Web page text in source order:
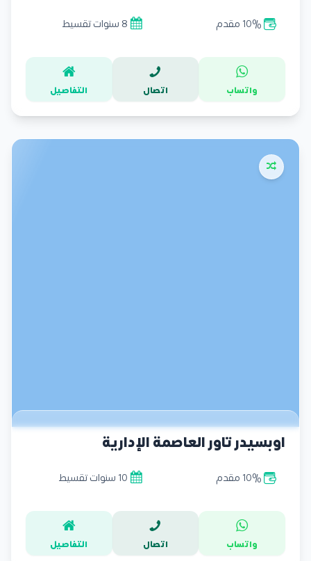
10% مقدم 8 سنوات تقسيط
واتساب اتصال التفاصيل
اوبسيدر تاور العاصمة الإدارية
10% مقدم 10 سنوات تقسيط
واتساب اتصال التفاصيل